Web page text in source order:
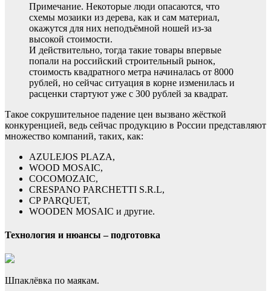
Примечание. Некоторые люди опасаются, что
схемы мозаики из дерева, как и сам материал,
окажутся для них неподъёмной ношей из-за
высокой стоимости.
И действительно, тогда такие товары впервые
попали на российский строительный рынок,
стоимость квадратного метра начиналась от 8000
рублей, но сейчас ситуация в корне изменилась и
расценки стартуют уже с 300 рублей за квадрат.
Такое сокрушительное падение цен вызвано жёсткой
конкуренцией, ведь сейчас продукцию в России представляют
множество компаний, таких, как:
AZULEJOS PLAZA,
WOOD MOSAIC,
COCOMOZAIC,
CRESPANO PARCHETTI S.R.L,
CP PARQUET,
WOODEN MOSAIC и другие.
Технология и нюансы – подготовка
Шпаклёвка по маякам.